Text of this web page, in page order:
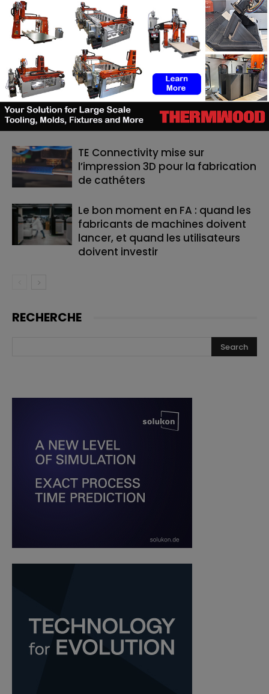
RELATED ARTICLES MORE FROM AUTHOR
ASTM prépare un cadre normatif
pour les pièces céramiques
imprimées en 3D
TE Connectivity mise sur
l’impression 3D pour la fabrication
de cathéters
Le bon moment en FA : quand les
fabricants de machines doivent
lancer, et quand les utilisateurs
doivent investir
RECHERCHE